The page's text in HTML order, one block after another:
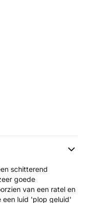
schitterend
goede
van een ratel en
een luid 'plop geluid'